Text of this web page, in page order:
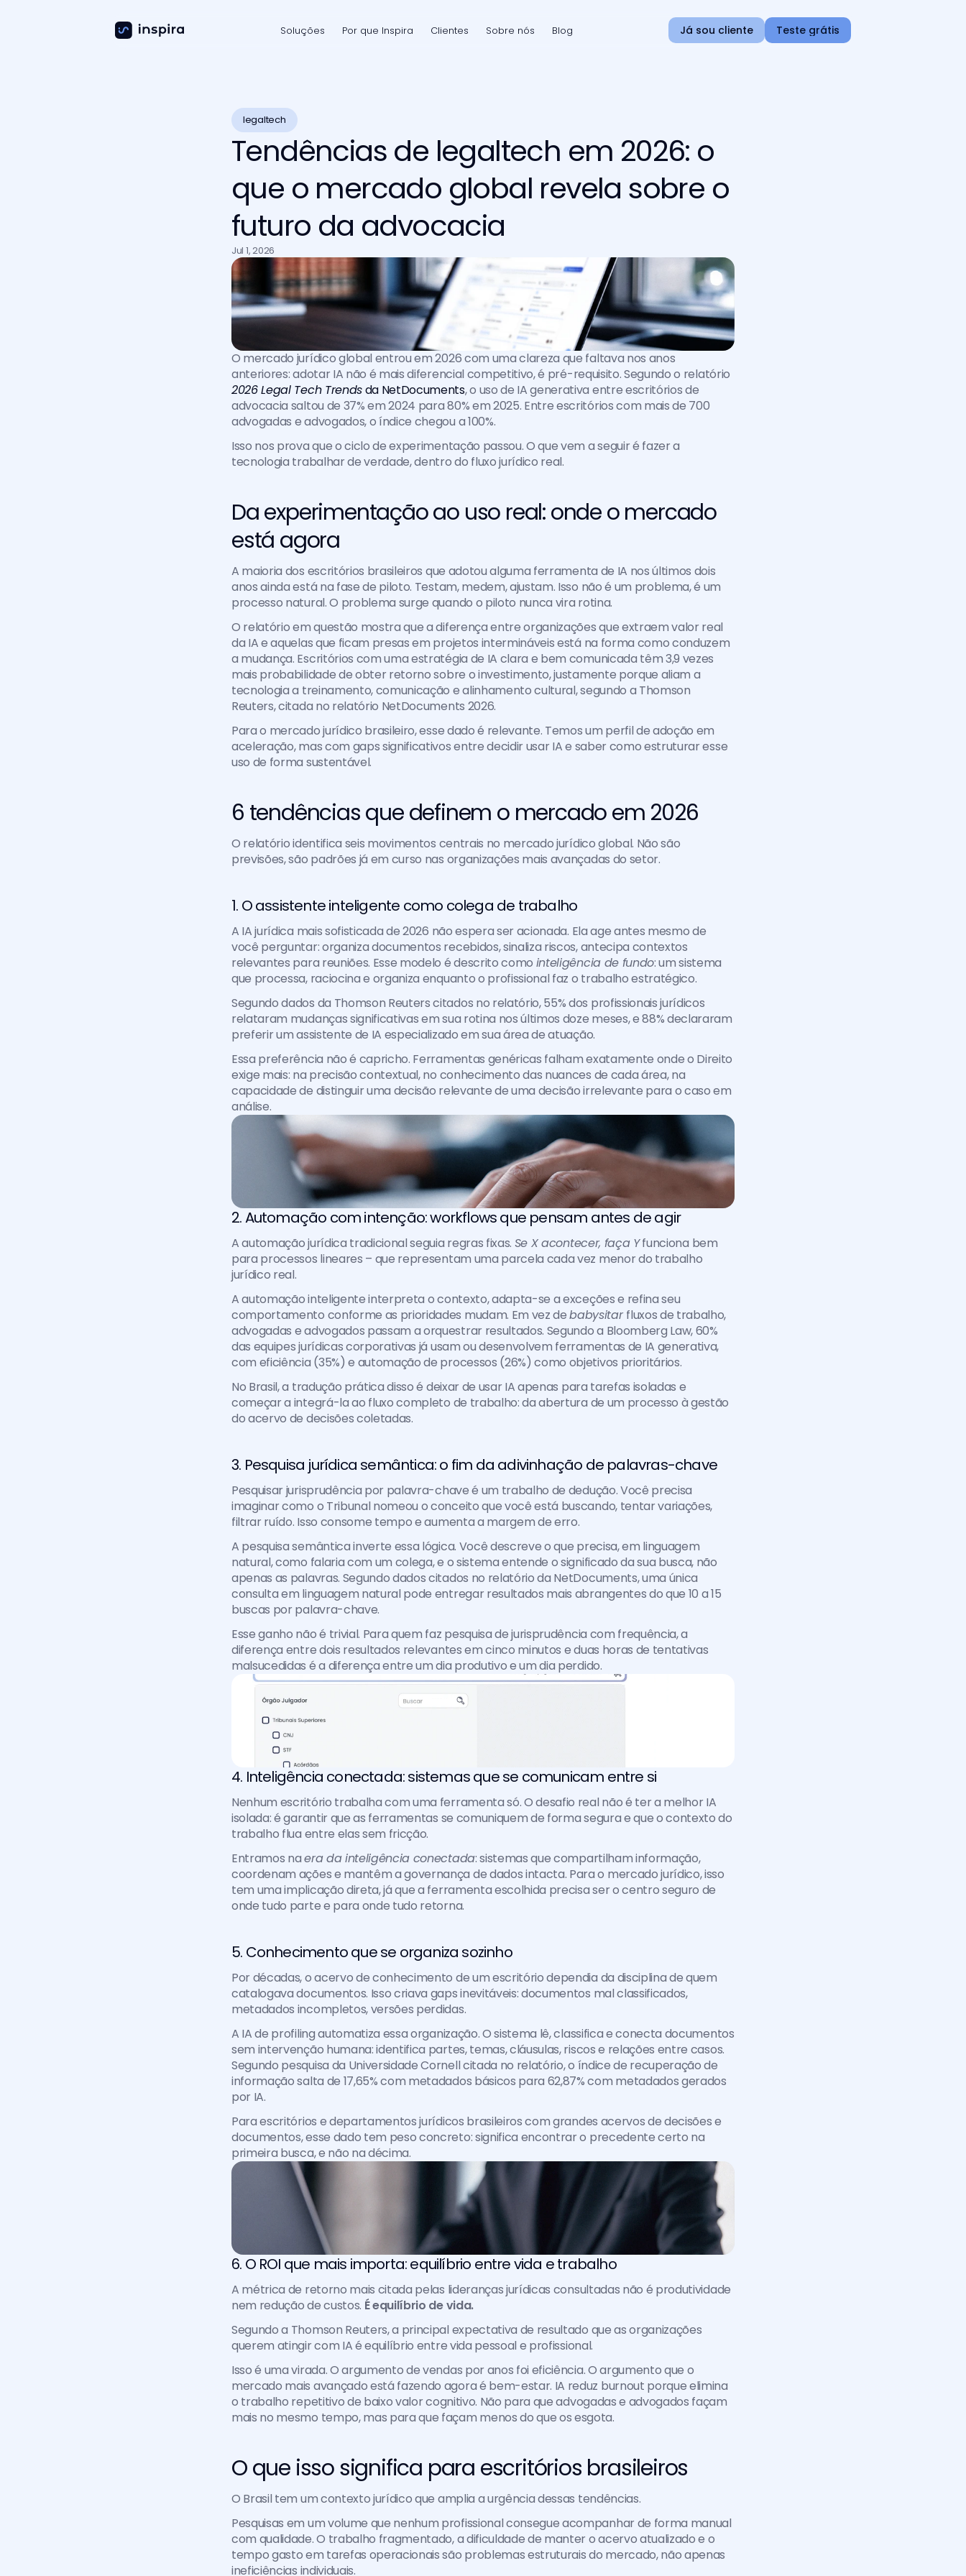
Soluções Por que Inspira Clientes Sobre nós Blog Já sou cliente Teste grátis
legaltech
Tendências de legaltech em 2026: o
que o mercado global revela sobre o
futuro da advocacia
Jul 1, 2026
O mercado jurídico global entrou em 2026 com uma clareza que faltava nos anos
2026 Legal Tech Trends da NetDocuments, o uso de IA generativa entre escritórios de
advocacia saltou de 37% em 2024 para 80% em 2025. Entre escritórios com mais de 700
advogadas e advogados, o índice chegou a 100%.
Isso nos prova que o ciclo de experimentação passou. O que vem a seguir é fazer a
tecnologia trabalhar de verdade, dentro do fluxo jurídico real.
Da experimentação ao uso real: onde o mercado
está agora
A maioria dos escritórios brasileiros que adotou alguma ferramenta de IA nos últimos dois
anos ainda está na fase de piloto. Testam, medem, ajustam. Isso não é um problema, é um
processo natural. O problema surge quando o piloto nunca vira rotina.
O relatório em questão mostra que a diferença entre organizações que extraem valor real
da IA e aquelas que ficam presas em projetos intermináveis está na forma como conduzem
a mudança. Escritórios com uma estratégia de IA clara e bem comunicada têm 3,9 vezes
mais probabilidade de obter retorno sobre o investimento, justamente porque aliam a
tecnologia a treinamento, comunicação e alinhamento cultural, segundo a Thomson
Reuters, citada no relatório NetDocuments 2026.
Para o mercado jurídico brasileiro, esse dado é relevante. Temos um perfil de adoção em
aceleração, mas com gaps significativos entre decidir usar IA e saber como estruturar esse
uso de forma sustentável.
6 tendências que definem o mercado em 2026
O relatório identifica seis movimentos centrais no mercado jurídico global. Não são
previsões, são padrões já em curso nas organizações mais avançadas do setor.
1. O assistente inteligente como colega de trabalho
A IA jurídica mais sofisticada de 2026 não espera ser acionada. Ela age antes mesmo de
você perguntar: organiza documentos recebidos, sinaliza riscos, antecipa contextos
relevantes para reuniões. Esse modelo é descrito como inteligência de fundo: um sistema
que processa, raciocina e organiza enquanto o profissional faz o trabalho estratégico.
Segundo dados da Thomson Reuters citados no relatório, 55% dos profissionais jurídicos
relataram mudanças significativas em sua rotina nos últimos doze meses, e 88% declararam
preferir um assistente de IA especializado em sua área de atuação.
Essa preferência não é capricho. Ferramentas genéricas falham exatamente onde o Direito
exige mais: na precisão contextual, no conhecimento das nuances de cada área, na
capacidade de distinguir uma decisão relevante de uma decisão irrelevante para o caso em
análise.
2. Automação com intenção: workflows que pensam antes de agir
A automação jurídica tradicional seguia regras fixas. Se X acontecer, faça Y funciona bem
para processos lineares – que representam uma parcela cada vez menor do trabalho
jurídico real.
A automação inteligente interpreta o contexto, adapta-se a exceções e refina seu
comportamento conforme as prioridades mudam. Em vez de babysitar fluxos de trabalho,
advogadas e advogados passam a orquestrar resultados. Segundo a Bloomberg Law, 60%
das equipes jurídicas corporativas já usam ou desenvolvem ferramentas de IA generativa,
com eficiência (35%) e automação de processos (26%) como objetivos prioritários.
No Brasil, a tradução prática disso é deixar de usar IA apenas para tarefas isoladas e
começar a integrá-la ao fluxo completo de trabalho: da abertura de um processo à gestão
do acervo de decisões coletadas.
3. Pesquisa jurídica semântica: o fim da adivinhação de palavras-chave
Pesquisar jurisprudência por palavra-chave é um trabalho de dedução. Você precisa
imaginar como o Tribunal nomeou o conceito que você está buscando, tentar variações,
filtrar ruído. Isso consome tempo e aumenta a margem de erro.
A pesquisa semântica inverte essa lógica. Você descreve o que precisa, em linguagem
natural, como falaria com um colega, e o sistema entende o significado da sua busca, não
apenas as palavras. Segundo dados citados no relatório da NetDocuments, uma única
consulta em linguagem natural pode entregar resultados mais abrangentes do que 10 a 15
buscas por palavra-chave.
Esse ganho não é trivial. Para quem faz pesquisa de jurisprudência com frequência, a
diferença entre dois resultados relevantes em cinco minutos e duas horas de tentativas
malsucedidas é a diferença entre um dia produtivo e um dia perdido.
4. Inteligência conectada: sistemas que se comunicam entre si
Nenhum escritório trabalha com uma ferramenta só. O desafio real não é ter a melhor IA
isolada: é garantir que as ferramentas se comuniquem de forma segura e que o contexto do
trabalho flua entre elas sem fricção.
Entramos na era da inteligência conectada: sistemas que compartilham informação,
coordenam ações e mantêm a governança de dados intacta. Para o mercado jurídico, isso
tem uma implicação direta, já que a ferramenta escolhida precisa ser o centro seguro de
onde tudo parte e para onde tudo retorna.
5. Conhecimento que se organiza sozinho
Por décadas, o acervo de conhecimento de um escritório dependia da disciplina de quem
catalogava documentos. Isso criava gaps inevitáveis: documentos mal classificados,
metadados incompletos, versões perdidas.
A IA de profiling automatiza essa organização. O sistema lê, classifica e conecta documentos
sem intervenção humana: identifica partes, temas, cláusulas, riscos e relações entre casos.
Segundo pesquisa da Universidade Cornell citada no relatório, o índice de recuperação de
informação salta de 17,65% com metadados básicos para 62,87% com metadados gerados
por IA.
Para escritórios e departamentos jurídicos brasileiros com grandes acervos de decisões e
documentos, esse dado tem peso concreto: significa encontrar o precedente certo na
primeira busca, e não na décima.
6. O ROI que mais importa: equilíbrio entre vida e trabalho
A métrica de retorno mais citada pelas lideranças jurídicas consultadas não é produtividade
nem redução de custos. É equilíbrio de vida.
Segundo a Thomson Reuters, a principal expectativa de resultado que as organizações
querem atingir com IA é equilíbrio entre vida pessoal e profissional.
Isso é uma virada. O argumento de vendas por anos foi eficiência. O argumento que o
mercado mais avançado está fazendo agora é bem-estar. IA reduz burnout porque elimina
o trabalho repetitivo de baixo valor cognitivo. Não para que advogadas e advogados façam
mais no mesmo tempo, mas para que façam menos do que os esgota.
O que isso significa para escritórios brasileiros
O Brasil tem um contexto jurídico que amplia a urgência dessas tendências.
Pesquisas em um volume que nenhum profissional consegue acompanhar de forma manual
com qualidade. O trabalho fragmentado, a dificuldade de manter o acervo atualizado e o
tempo gasto em tarefas operacionais são problemas estruturais do mercado, não apenas
ineficiências individuais.